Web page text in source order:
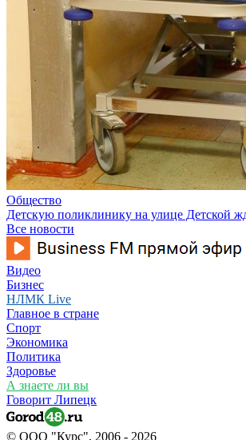
Общество
Детскую поликлинику на улице Детской
Все новости
Видео
Бизнес
НЛМК Live
Главное в стране
Спорт
Экономика
Политика
Здоровье
А знаете ли вы
Говорит Липецк
© ООО "Курс", 2006 - 2026